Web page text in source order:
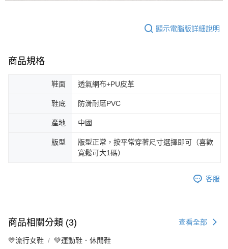
顯示電腦版詳細說明
商品規格
鞋面 透氣網布+PU皮革
鞋底 防滑耐磨PVC
產地 中國
版型
版型正常，按平常穿著尺寸選擇即可（喜歡
寬鬆可大1碼）
客服
商品相關分類 (3) 查看全部
💛流行女鞋 💚運動鞋．休閒鞋